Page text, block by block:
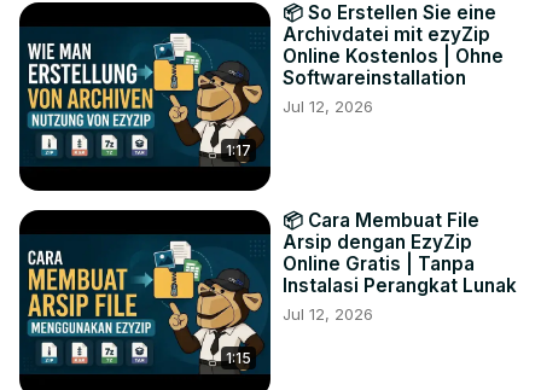
1:17
📦 So Erstellen Sie eine
Archivdatei mit ezyZip
Online Kostenlos | Ohne
Softwareinstallation
Jul 12, 2026
1:15
📦 Cara Membuat File
Arsip dengan EzyZip
Online Gratis | Tanpa
Instalasi Perangkat Lunak
Jul 12, 2026